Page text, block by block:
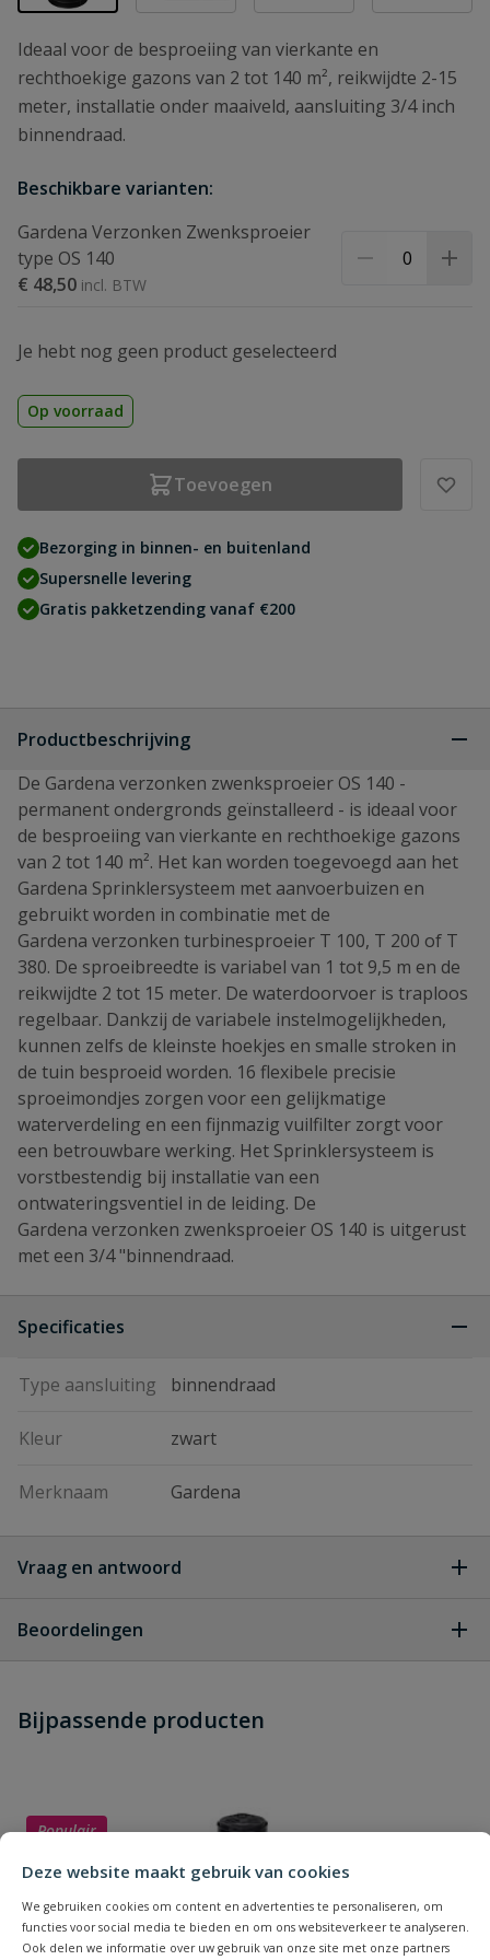
Deze website maakt gebruik van cookies
We gebruiken cookies om content en advertenties te personaliseren, om
functies voor social media te bieden en om ons websiteverkeer te analyseren.
Ook delen we informatie over uw gebruik van onze site met onze partners
Ideaal voor de besproeiing van vierkante en
rechthoekige gazons van 2 tot 140 m², reikwijdte 2-15
meter, installatie onder maaiveld, aansluiting 3/4 inch
binnendraad.
Beschikbare varianten:
Gardena Verzonken Zwenksproeier
type OS 140
€ 48,50
Je hebt nog geen product geselecteerd
Op voorraad
Toevoegen
Bezorging in binnen- en buitenland
Supersnelle levering
Gratis pakketzending vanaf €200
Productbeschrijving
De Gardena verzonken zwenksproeier OS 140 -
permanent ondergronds geïnstalleerd - is ideaal voor
de besproeiing van vierkante en rechthoekige gazons
van 2 tot 140 m². Het kan worden toegevoegd aan het
Gardena Sprinklersysteem met aanvoerbuizen en
gebruikt worden in combinatie met de
Gardena verzonken turbinesproeier T 100, T 200 of T
380. De sproeibreedte is variabel van 1 tot 9,5 m en de
reikwijdte 2 tot 15 meter. De waterdoorvoer is traploos
regelbaar. Dankzij de variabele instelmogelijkheden,
kunnen zelfs de kleinste hoekjes en smalle stroken in
de tuin besproeid worden. 16 flexibele precisie
sproeimondjes zorgen voor een gelijkmatige
waterverdeling en een fijnmazig vuilfilter zorgt voor
een betrouwbare werking. Het Sprinklersysteem is
vorstbestendig bij installatie van een
ontwateringsventiel in de leiding. De
Gardena verzonken zwenksproeier OS 140 is uitgerust
met een 3/4 "binnendraad.
Specificaties
Type aansluiting binnendraad
Kleur zwart
Merknaam Gardena
Vraag en antwoord
dit product?
Beoordelingen
Schrijf zelf een beoordeling
Bijpassende producten
Populair